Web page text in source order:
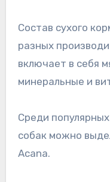
Состав сухого
разных
включает в себя
минеральные и
Среди
собак можно
Acana.